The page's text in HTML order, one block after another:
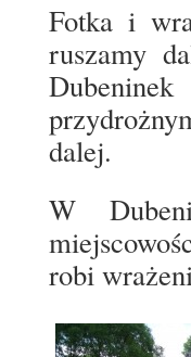
Fotka i
ruszamy
dalej.
W
robi